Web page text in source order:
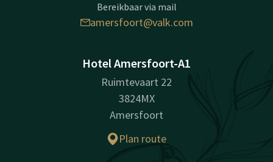
Bereikbaar via mail
amersfoort@valk.com
Hotel Amersfoort-A1
Ruimtevaart 22
3824MX
Amersfoort
Plan route